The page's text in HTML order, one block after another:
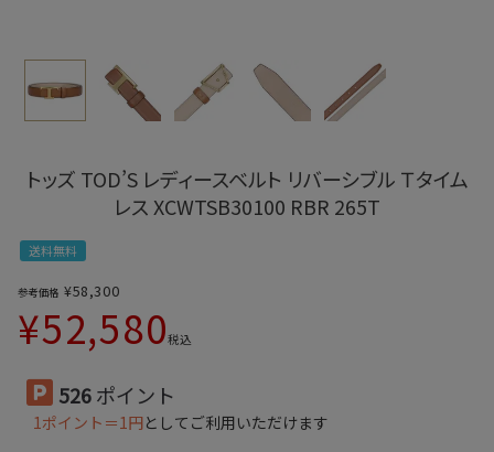
トッズ TOD’S レディースベルト リバーシブル Ｔタイム
レス XCWTSB30100 RBR 265T
送料無料
参考価格 ¥58,300
¥52,580税込
526ポイント
1ポイント＝1円としてご利用いただけます